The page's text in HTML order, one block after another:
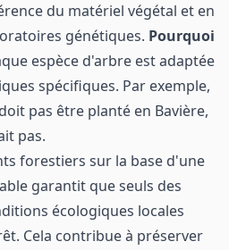
du matériel végétal et en
génétiques. Pourquoi
espèce d'arbre est adaptée
spécifiques. Par exemple,
pas être planté en Bavière,
pas.
forestiers sur la base d'une
garantit que seuls des
écologiques locales
Cela contribue à préserver